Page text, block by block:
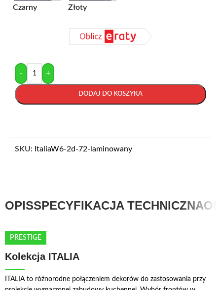
Czarny Złoty
- +
DODAJ DO KOSZYKA
SKU: ItaliaW6-2d-72-laminowany
OPISSPECYFIKACJA TECHNICZNA
PRESTIGE
Kolekcja ITALIA
ITALIA to różnorodne połączeniem dekorów do zastosowania przy